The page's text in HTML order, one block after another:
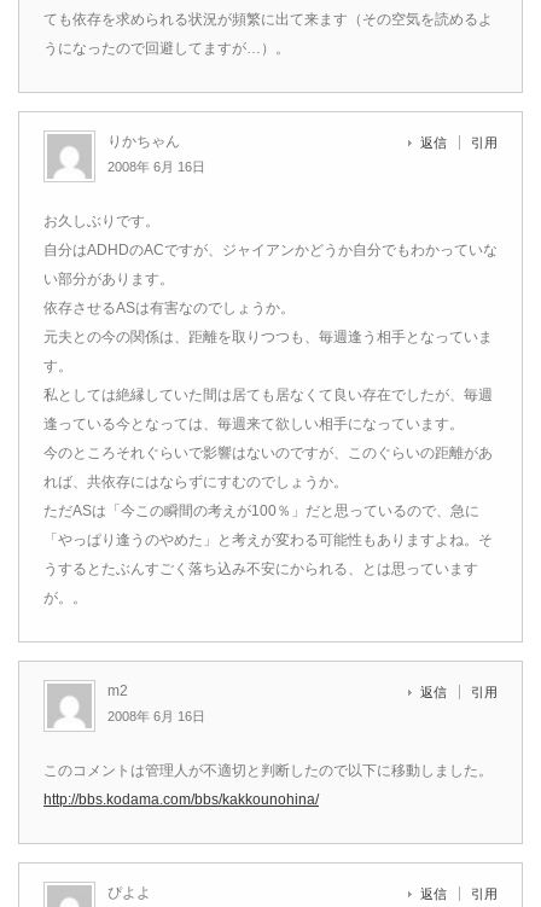
ても依存を求められる状況が頻繁に出て来ます（その空気を読めるよ
うになったので回避してますが…）。
りかちゃん
2008年 6月 16日
返信 引用
お久しぶりです。
自分はADHDのACですが、ジャイアンかどうか自分でもわかっていな
い部分があります。
依存させるASは有害なのでしょうか。
元夫との今の関係は、距離を取りつつも、毎週逢う相手となっていま
す。
私としては絶縁していた間は居ても居なくて良い存在でしたが、毎週
逢っている今となっては、毎週来て欲しい相手になっています。
今のところそれぐらいで影響はないのですが、このぐらいの距離があ
れば、共依存にはならずにすむのでしょうか。
ただASは「今この瞬間の考えが100％」だと思っているので、急に
「やっぱり逢うのやめた」と考えが変わる可能性もありますよね。そ
うするとたぶんすごく落ち込み不安にかられる、とは思っています
が。。
m2
2008年 6月 16日
返信 引用
このコメントは管理人が不適切と判断したので以下に移動しました。
http://bbs.kodama.com/bbs/kakkounohina/
ぴよよ 返信 引用